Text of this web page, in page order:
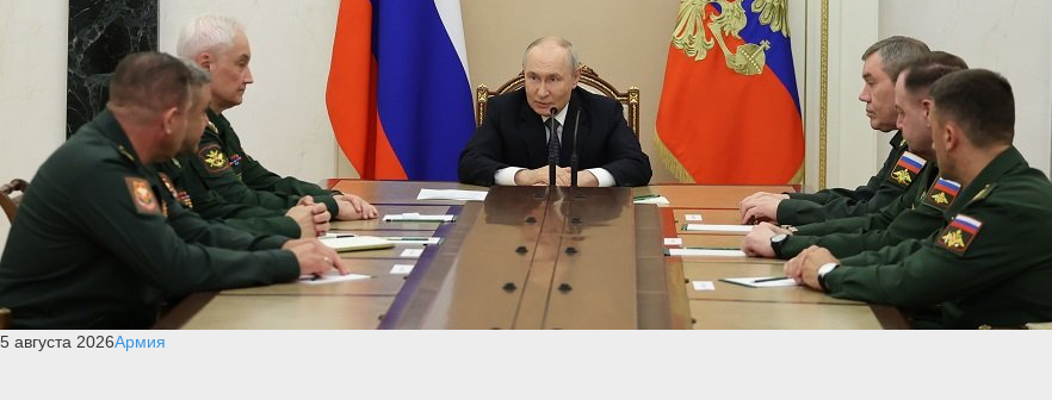
5 августа 2026Армия